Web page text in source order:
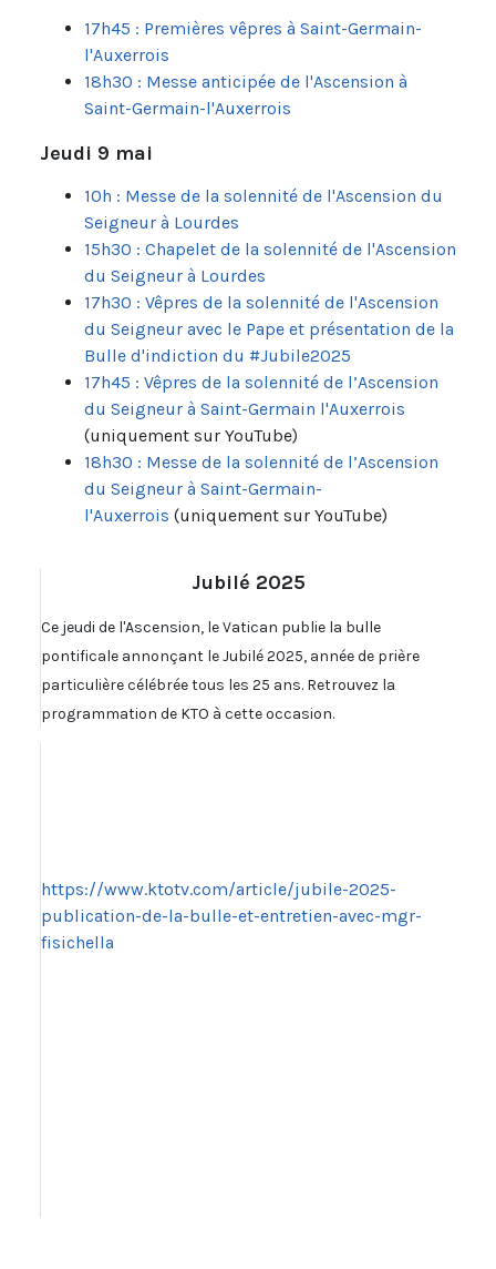
17h45 : Premières vêpres à Saint-Germain-
l'Auxerrois
18h30 : Messe anticipée de l'Ascension à
Saint-Germain-l'Auxerrois
Jeudi 9 mai
10h : Messe de la solennité de l'Ascension du
Seigneur à Lourdes
15h30 : Chapelet de la solennité de l'Ascension
du Seigneur à Lourdes
17h30 : Vêpres de la solennité de l'Ascension
du Seigneur avec le Pape et présentation de la
Bulle d'indiction du #Jubile2025
17h45 : Vêpres de la solennité de l’Ascension
du Seigneur à Saint-Germain l'Auxerrois
(uniquement sur YouTube)
18h30 : Messe de la solennité de l’Ascension
du Seigneur à Saint-Germain-
l'Auxerrois (uniquement sur YouTube)
Jubilé 2025
Ce jeudi de l'Ascension, le Vatican publie la bulle
pontificale annonçant le Jubilé 2025, année de prière
particulière célébrée tous les 25 ans. Retrouvez la
programmation de KTO à cette occasion.
https://www.ktotv.com/article/jubile-2025-
publication-de-la-bulle-et-entretien-avec-mgr-
fisichella